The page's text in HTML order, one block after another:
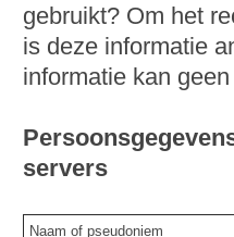
gebruikt? Om het
is deze informatie
informatie kan
servers
Naam of pseudoniem